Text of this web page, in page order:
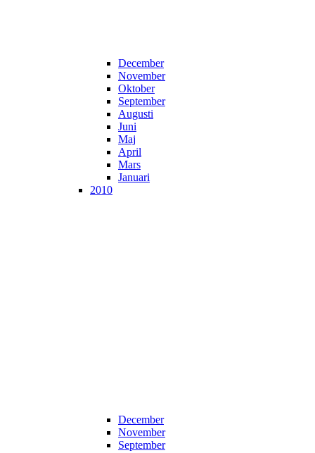
December
November
Oktober
September
Augusti
Juni
Maj
April
Mars
Januari
2010
December
November
September